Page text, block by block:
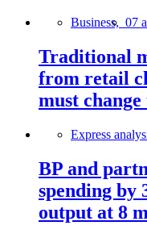
Business, 07
Traditional
from retail
must
Express
BP and
spending by
output at 8